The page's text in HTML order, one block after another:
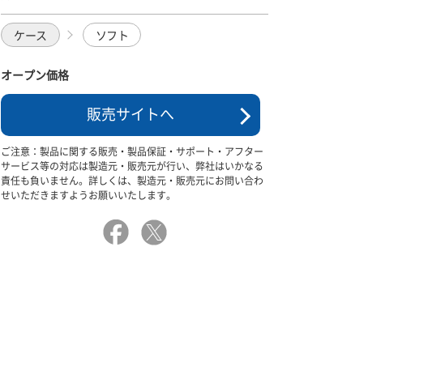
ケース ソフト
オープン価格
販売サイトへ
ご注意：製品に関する販売・製品保証・サポート・アフター
サービス等の対応は製造元・販売元が行い、弊社はいかなる
責任も負いません。詳しくは、製造元・販売元にお問い合わ
せいただきますようお願いいたします。